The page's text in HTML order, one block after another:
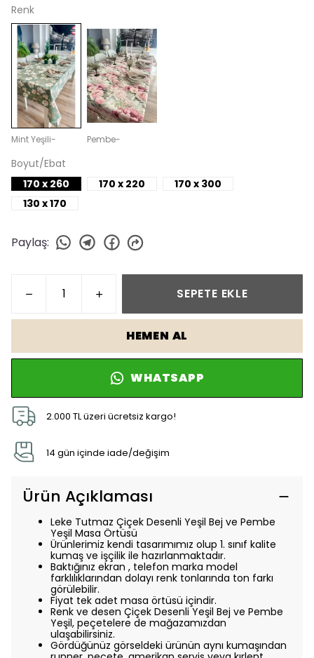
Renk
Mint Yeşili- Pembe-
Boyut/Ebat
170 x 260
170 x 220
170 x 300
130 x 170
Paylaş:
SEPETE EKLE
HEMEN AL
WHATSAPP
2.000 TL üzeri ücretsiz kargo!
14 gün içinde iade/değişim
Ürün Açıklaması
Leke Tutmaz Çiçek Desenli Yeşil Bej ve Pembe
Yeşil Masa Örtüsü
Ürünlerimiz kendi tasarımımız olup 1. sınıf kalite
kumaş ve işçilik ile hazırlanmaktadır.
Baktığınız ekran , telefon marka model
farklılıklarından dolayı renk tonlarında ton farkı
görülebilir.
Fiyat tek adet masa örtüsü içindir.
Renk ve desen Çiçek Desenli Yeşil Bej ve Pembe
Yeşil, peçetelere de mağazamızdan
ulaşabilirsiniz.
Gördüğünüz görseldeki ürünün aynı kumaşından